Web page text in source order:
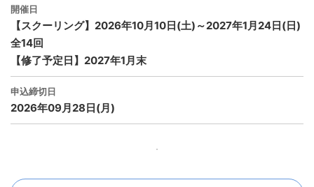
開催日
【スクーリング】2026年10月10日(土)～2027年1月24日(日)
全14回
【修了予定日】2027年1月末
申込締切日
2026年09月28日(月)